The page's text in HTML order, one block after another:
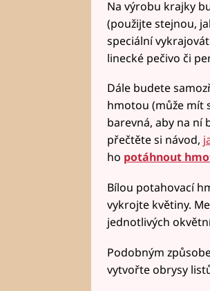
Na výrobu krajky
(použijte stejnou,
speciální
linecké pečivo či
Dále budete
hmotou (může mít
barevná, aby na ní
přečtěte si návod,
ho potáhnout
Bílou potahovací
vykrojte květiny.
jednotlivých
Podobným
vytvořte obrysy